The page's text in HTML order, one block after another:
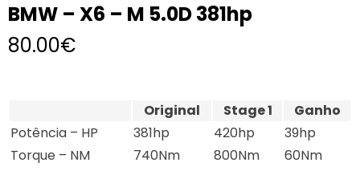
BMW – X6 – M 5.0D 381hp
80.00€
Original Stage 1
Ganho
Potência – HP
381hp 420hp
39hp
Torque – NM
740Nm 800Nm 60Nm